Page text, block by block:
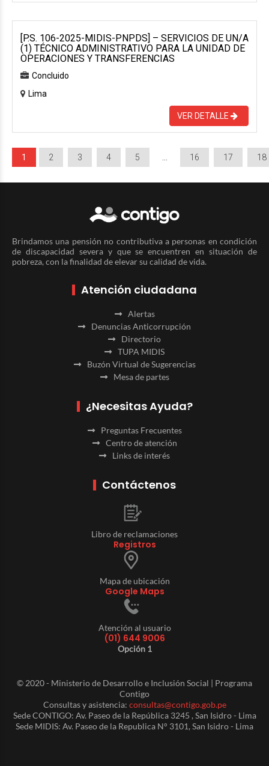
[P.S. 106-2025-MIDIS-PNPDS] – SERVICIOS DE UN/A
(1) TÉCNICO ADMINISTRATIVO PARA LA UNIDAD DE
OPERACIONES Y TRANSFERENCIAS
Concluido
Lima
VER DETALLE
1 2 3 4 5 16 17 18
Brindamos una pensión no contributiva a personas en condición
de discapacidad severa y que se encuentren en situación de
pobreza, con la finalidad de elevar su calidad de vida.
Atención ciudadana
Alertas
Denuncias Anticorrupción
Directorio
TUPA MIDIS
Buzón Virtual de Sugerencias
Mesa de partes
¿Necesitas Ayuda?
Preguntas Frecuentes
Centro de atención
Links de interés
Contáctenos
Libro de reclamaciones
Registros
Mapa de ubicación
Google Maps
Atención al usuario
(01) 644 9006
Opción 1
© 2020 - Ministerio de Desarrollo e Inclusión Social | Programa
Contigo
Consultas y asistencia: consultas@contigo.gob.pe
Sede CONTIGO: Av. Paseo de la República 3245 , San Isidro - Lima
Sede MIDIS: Av. Paseo de la Republica N° 3101, San Isidro - Lima